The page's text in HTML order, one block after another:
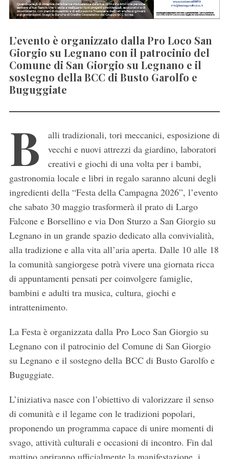
L’evento è organizzato dalla Pro Loco San
Giorgio su Legnano con il patrocinio del
Comune di San Giorgio su Legnano e il
sostegno della BCC di Busto Garolfo e
Buguggiate
B
alli tradizionali, tori meccanici, esposizione di
vecchi e nuovi attrezzi da giardino, laboratori
creativi e giochi di una volta per i bambi,
gastronomia locale e libri in regalo saranno alcuni degli
ingredienti della “Festa della Campagna 2026”, l’evento
che sabato 30 maggio trasformerà il prato di Largo
Falcone e Borsellino e via Don Sturzo a San Giorgio su
Legnano in un grande spazio dedicato alla convivialità,
alla tradizione e alla vita all’aria aperta. Dalle 10 alle 18
la comunità sangiorgese potrà vivere una giornata ricca
di appuntamenti pensati per coinvolgere famiglie,
bambini e adulti tra musica, cultura, giochi e
intrattenimento.
La Festa è organizzata dalla Pro Loco San Giorgio su
Legnano con il patrocinio del Comune di San Giorgio
su Legnano e il sostegno della BCC di Busto Garolfo e
Buguggiate.
L’iniziativa nasce con l’obiettivo di valorizzare il senso
di comunità e il legame con le tradizioni popolari,
proponendo un programma capace di unire momenti di
svago, attività culturali e occasioni di incontro. Fin dal